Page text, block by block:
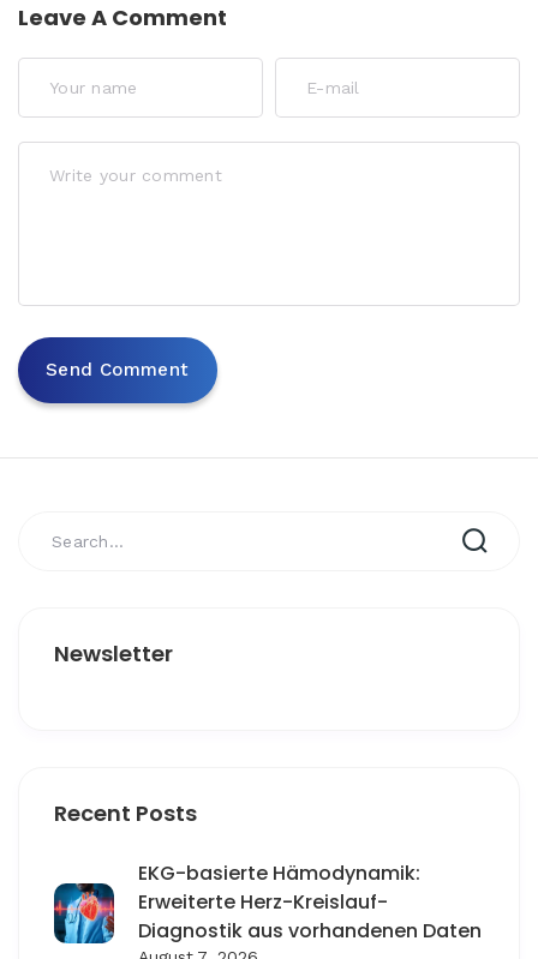
Newsletter
Recent Posts
EKG-basierte Hämodynamik:
Erweiterte Herz-Kreislauf-
Diagnostik aus vorhandenen Daten
Leave A Comment